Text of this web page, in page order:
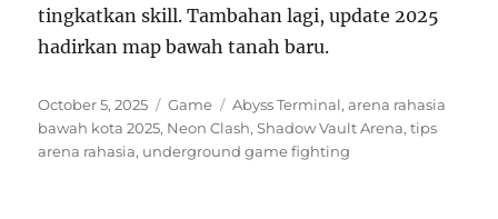
tingkatkan skill. Tambahan lagi, update 2025
hadirkan map bawah tanah baru.
Posted
on
October 5, 2025 Categories
Game Tags
Abyss Terminal,arena rahasia
bawah kota 2025, Neon Clash,Shadow Vault Arena,tips
arena rahasia, underground game fighting